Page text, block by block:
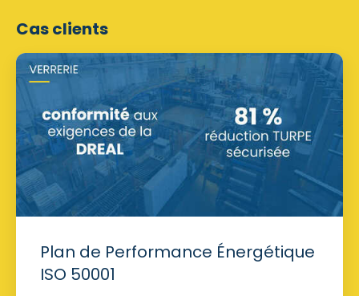
Cas clients
Plan de Performance Énergétique
ISO 50001